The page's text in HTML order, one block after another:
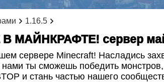
1.16.5
В МАЙНКРАФТЕ! cервер
сервере Minecraft! Насладись
ты сможешь победить
и стань частью нашего